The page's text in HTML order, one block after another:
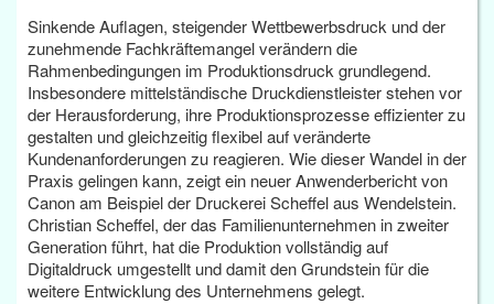
Sinkende Auflagen, steigender Wettbewerbsdruck und der
zunehmende Fachkräftemangel verändern die
Rahmenbedingungen im Produktionsdruck grundlegend.
Insbesondere mittelständische Druckdienstleister stehen vor
der Herausforderung, ihre Produktionsprozesse effizienter zu
gestalten und gleichzeitig flexibel auf veränderte
Kundenanforderungen zu reagieren. Wie dieser Wandel in der
Praxis gelingen kann, zeigt ein neuer Anwenderbericht von
Canon am Beispiel der Druckerei Scheffel aus Wendelstein.
Christian Scheffel, der das Familienunternehmen in zweiter
Generation führt, hat die Produktion vollständig auf
Digitaldruck umgestellt und damit den Grundstein für die
weitere Entwicklung des Unternehmens gelegt.